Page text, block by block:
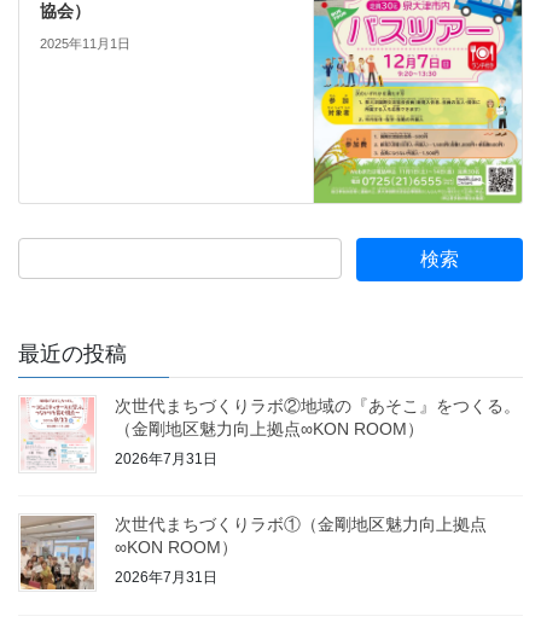
協会）
2025年11月1日
最近の投稿
次世代まちづくりラボ②地域の『あそこ』をつくる。
（金剛地区魅力向上拠点∞KON ROOM）
2026年7月31日
次世代まちづくりラボ①（金剛地区魅力向上拠点
∞KON ROOM）
2026年7月31日